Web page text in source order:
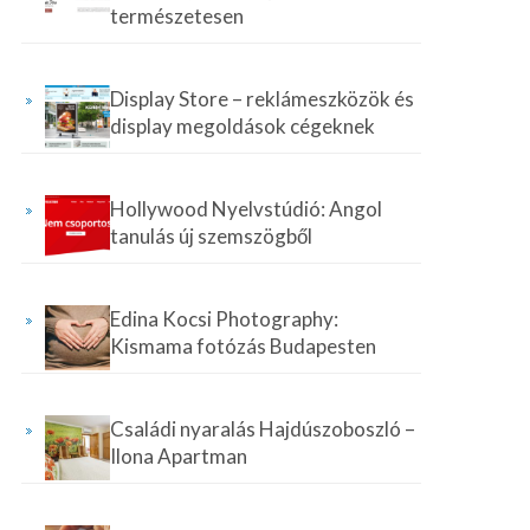
természetesen
Display Store – reklámeszközök és
display megoldások cégeknek
Hollywood Nyelvstúdió: Angol
tanulás új szemszögből
Edina Kocsi Photography:
Kismama fotózás Budapesten
Családi nyaralás Hajdúszoboszló –
Ilona Apartman